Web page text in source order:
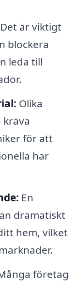
Det är viktigt
blockera
leda till
Olika
för att
har
En
dramatiskt
hem, vilket
företag